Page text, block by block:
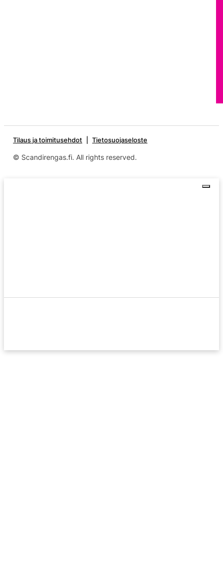
Tilaus ja toimitusehdot Tietosuojaseloste
© Scandirengas.fi. All rights reserved.